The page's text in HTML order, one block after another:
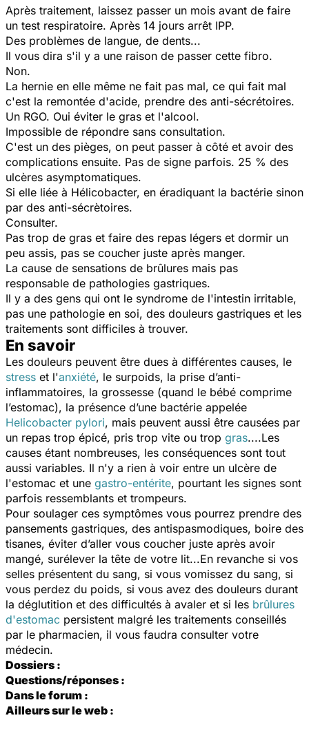
Après traitement, laissez passer un mois avant de faire
un test respiratoire. Après 14 jours arrêt IPP.
Des problèmes de langue, de dents...
Il vous dira s'il y a une raison de passer cette fibro.
Non.
La hernie en elle même ne fait pas mal, ce qui fait mal
c'est la remontée d'acide, prendre des anti-sécrétoires.
Un RGO. Oui éviter le gras et l'alcool.
Impossible de répondre sans consultation.
C'est un des pièges, on peut passer à côté et avoir des
complications ensuite. Pas de signe parfois. 25 % des
ulcères asymptomatiques.
Si elle liée à Hélicobacter, en éradiquant la bactérie sinon
par des anti-sécrètoires.
Consulter.
Pas trop de gras et faire des repas légers et dormir un
peu assis, pas se coucher juste après manger.
La cause de sensations de brûlures mais pas
responsable de pathologies gastriques.
Il y a des gens qui ont le syndrome de l'intestin irritable,
pas une pathologie en soi, des douleurs gastriques et les
traitements sont difficiles à trouver.
En savoir
Les douleurs peuvent être dues à différentes causes, le
stress et l'anxiété, le surpoids, la prise d’anti-
inflammatoires, la grossesse (quand le bébé comprime
l’estomac), la présence d’une bactérie appelée
Helicobacter pylori, mais peuvent aussi être causées par
un repas trop épicé, pris trop vite ou trop gras....Les
causes étant nombreuses, les conséquences sont tout
aussi variables. Il n'y a rien à voir entre un ulcère de
l'estomac et une gastro-entérite, pourtant les signes sont
parfois ressemblants et trompeurs.
Pour soulager ces symptômes vous pourrez prendre des
pansements gastriques, des antispasmodiques, boire des
tisanes, éviter d’aller vous coucher juste après avoir
mangé, surélever la tête de votre lit...En revanche si vos
selles présentent du sang, si vous vomissez du sang, si
vous perdez du poids, si vous avez des douleurs durant
la déglutition et des difficultés à avaler et si les brûlures
d'estomac persistent malgré les traitements conseillés
par le pharmacien, il vous faudra consulter votre
médecin.
Dossiers :
Questions/réponses :
Dans le forum :
Ailleurs sur le web :